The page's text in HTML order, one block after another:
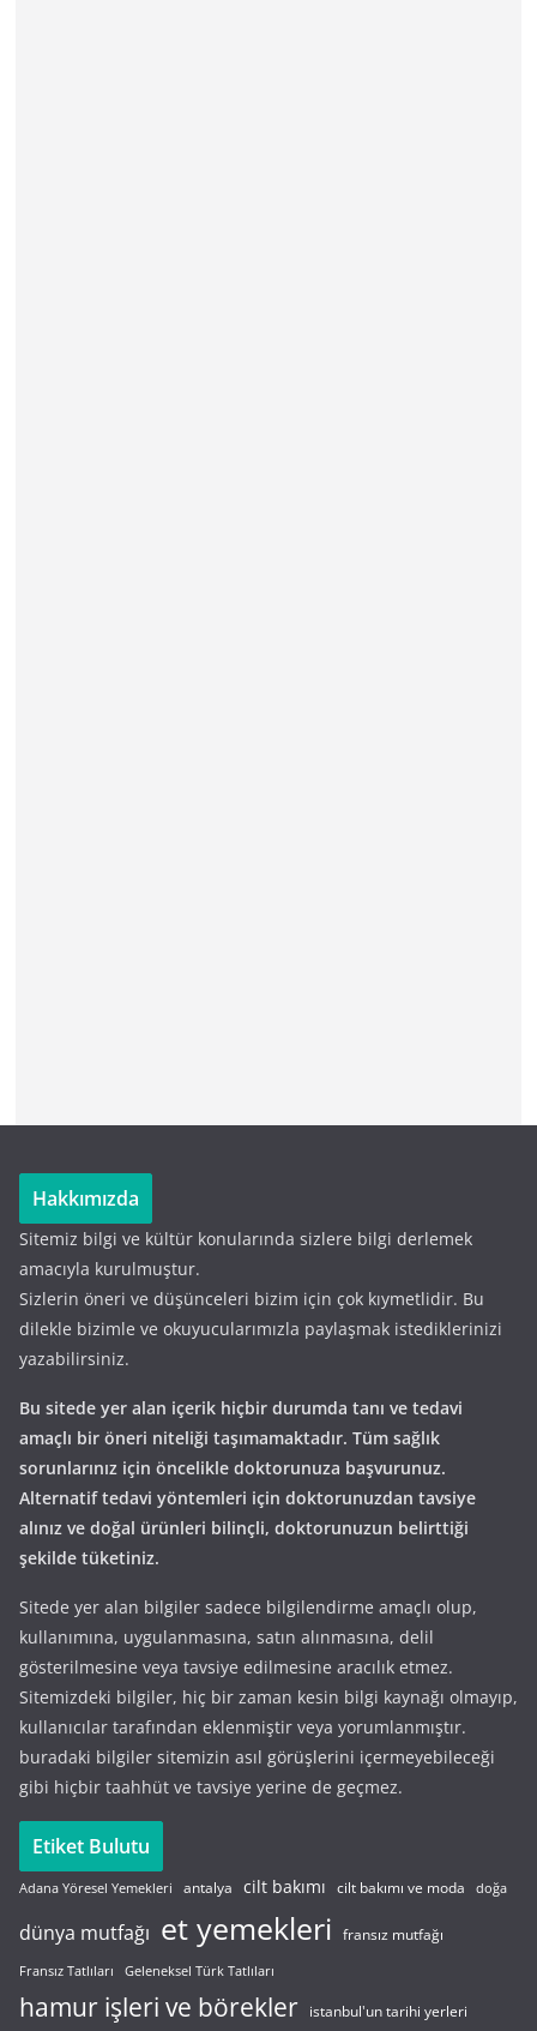
Hakkımızda
Sitemiz bilgi ve kültür konularında sizlere bilgi derlemek
amacıyla kurulmuştur.
Sizlerin öneri ve düşünceleri bizim için çok kıymetlidir. Bu
dilekle bizimle ve okuyucularımızla paylaşmak istediklerinizi
yazabilirsiniz.
Bu sitede yer alan içerik hiçbir durumda tanı ve tedavi
amaçlı bir öneri niteliği taşımamaktadır. Tüm sağlık
sorunlarınız için öncelikle doktorunuza başvurunuz.
Alternatif tedavi yöntemleri için doktorunuzdan tavsiye
alınız ve doğal ürünleri bilinçli, doktorunuzun belirttiği
şekilde tüketiniz.
Sitede yer alan bilgiler sadece bilgilendirme amaçlı olup,
kullanımına, uygulanmasına, satın alınmasına, delil
gösterilmesine veya tavsiye edilmesine aracılık etmez.
Sitemizdeki bilgiler, hiç bir zaman kesin bilgi kaynağı olmayıp,
kullanıcılar tarafından eklenmiştir veya yorumlanmıştır.
buradaki bilgiler sitemizin asıl görüşlerini içermeyebileceği
gibi hiçbir taahhüt ve tavsiye yerine de geçmez.
Etiket Bulutu
Adana Yöresel Yemekleri antalya cilt bakımı cilt bakımı ve moda doğa
dünya mutfağı et yemekleri fransız mutfağı
Fransız Tatlıları Geleneksel Türk Tatlıları
hamur işleri ve börekler istanbul'un tarihi yerleri